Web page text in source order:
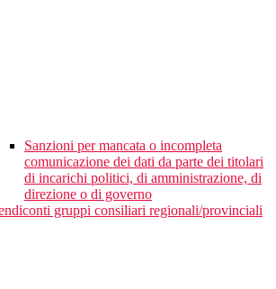
Sanzioni per mancata o incompleta
comunicazione dei dati da parte dei titolari
di incarichi politici, di amministrazione, di
direzione o di governo
gruppi consiliari regionali/provinciali